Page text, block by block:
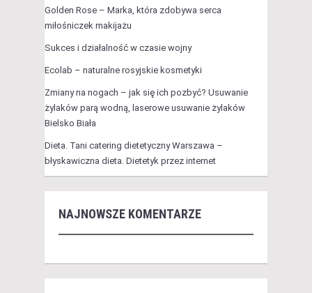
Golden Rose – Marka, która zdobywa serca
miłośniczek makijażu
Sukces i działalność w czasie wojny
Ecolab – naturalne rosyjskie kosmetyki
Zmiany na nogach – jak się ich pozbyć? Usuwanie
żylaków parą wodną, laserowe usuwanie żylaków
Bielsko Biała
Dieta. Tani catering dietetyczny Warszawa –
błyskawiczna dieta. Dietetyk przez internet
NAJNOWSZE KOMENTARZE